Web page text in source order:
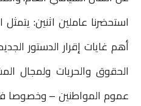
استحضرنا عاملين اثنين:
أهم غايات إقرار الدستور
الحقوق والحريات ولمجال
عموم المواطنين – وخصوصا